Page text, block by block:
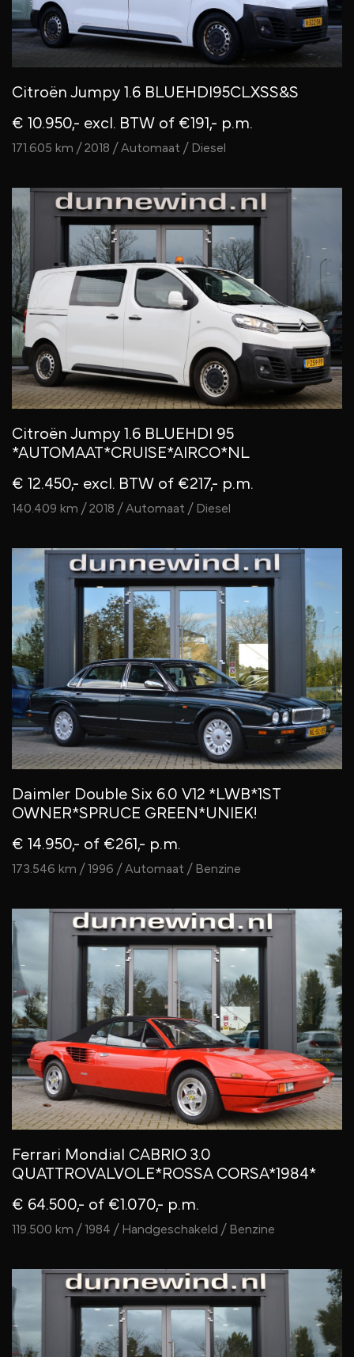
Citroën Jumpy 1.6 BLUEHDI95CLXSS&S
€ 10.950,- excl. BTW of €191,- p.m.
171.605 km / 2018 / Automaat / Diesel
Citroën Jumpy 1.6 BLUEHDI 95
*AUTOMAAT*CRUISE*AIRCO*NL
€ 12.450,- excl. BTW of €217,- p.m.
140.409 km / 2018 / Automaat / Diesel
Daimler Double Six 6.0 V12 *LWB*1ST
OWNER*SPRUCE GREEN*UNIEK!
€ 14.950,- of €261,- p.m.
173.546 km / 1996 / Automaat / Benzine
Ferrari Mondial CABRIO 3.0
QUATTROVALVOLE*ROSSA CORSA*1984*
€ 64.500,- of €1.070,- p.m.
119.500 km / 1984 / Handgeschakeld / Benzine